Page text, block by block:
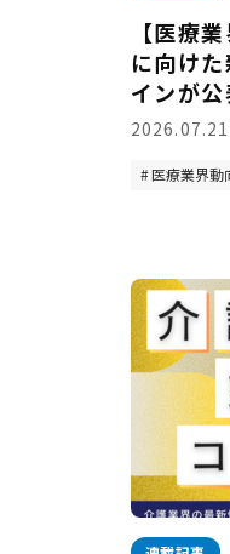
【医療
に向け
インが
2026.07.21
医療業界動